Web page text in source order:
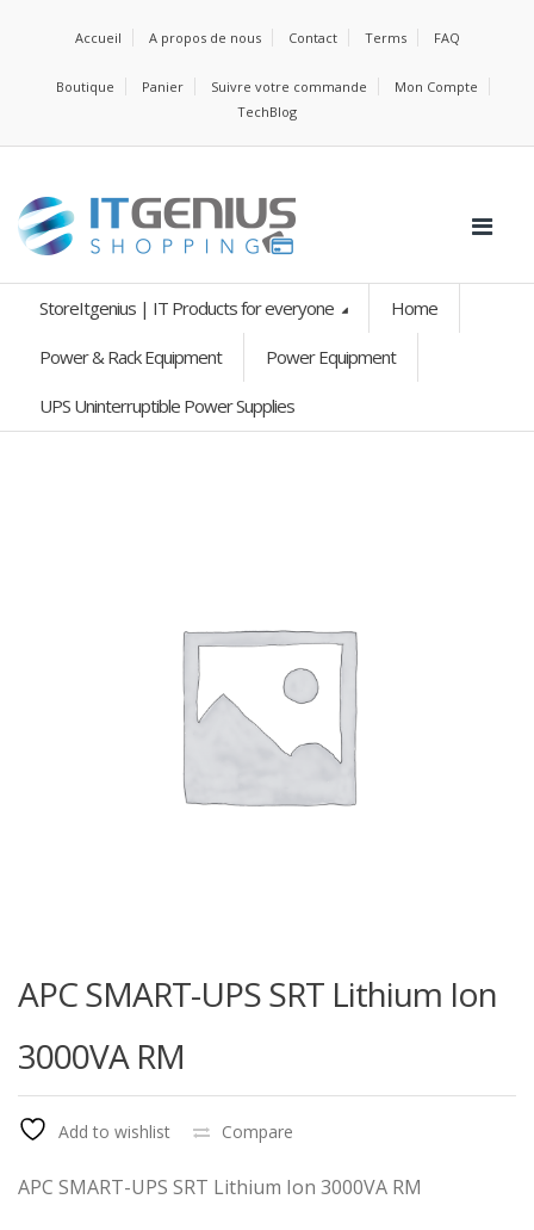
Accueil A propos de nous Contact Terms FAQ
Boutique Panier Suivre votre commande
Mon Compte
TechBlog
StoreItgenius | IT Products for everyone Home
Power & Rack Equipment Power Equipment
UPS Uninterruptible Power Supplies
APC SMART-UPS SRT Lithium Ion
3000VA RM
Add to wishlist Compare
APC SMART-UPS SRT Lithium Ion 3000VA RM